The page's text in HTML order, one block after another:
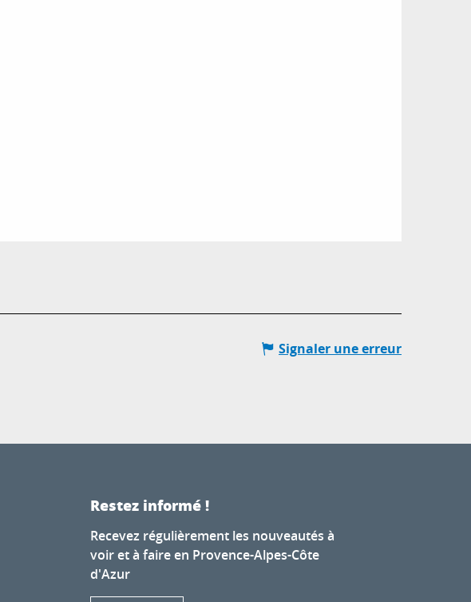
Signaler une erreur
Restez informé !
Recevez régulièrement les nouveautés à
voir et à faire en Provence-Alpes-Côte
d'Azur